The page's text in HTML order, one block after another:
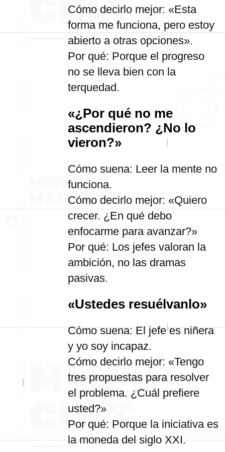
Cómo decirlo mejor: «Esta
forma me funciona, pero estoy
abierto a otras opciones».
Por qué: Porque el progreso
no se lleva bien con la
terquedad.
«¿Por qué no me
ascendieron? ¿No lo
vieron?»
Cómo suena: Leer la mente no
funciona.
Cómo decirlo mejor: «Quiero
crecer. ¿En qué debo
enfocarme para avanzar?»
Por qué: Los jefes valoran la
ambición, no las dramas
pasivas.
«Ustedes resuélvanlo»
Cómo suena: El jefe es niñera
y yo soy incapaz.
Cómo decirlo mejor: «Tengo
tres propuestas para resolver
el problema. ¿Cuál prefiere
usted?»
Por qué: Porque la iniciativa es
la moneda del siglo XXI.